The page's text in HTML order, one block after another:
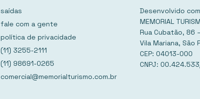
saídas
fale com a gente
política de privacidade
(11) 3255-2111
(11) 98691-0265
comercial@memorialturismo.com.br
Desenvolvido
MEMORIAL
Rua Cubatão, 86
Vila Mariana, São
CEP: 04013-000
CNPJ: